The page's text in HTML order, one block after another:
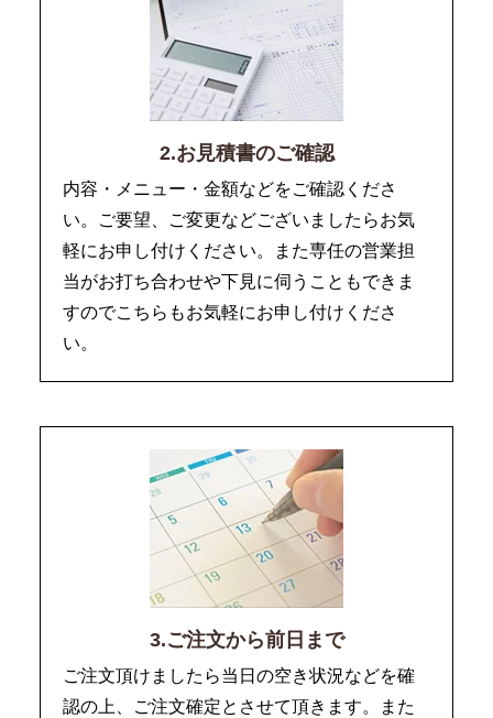
2.お見積書のご確認
内容・メニュー・金額などをご確認くださ
い。ご要望、ご変更などございましたらお気
軽にお申し付けください。また専任の営業担
当がお打ち合わせや下見に伺うこともできま
すのでこちらもお気軽にお申し付けくださ
い。
3.ご注文から前日まで
ご注文頂けましたら当日の空き状況などを確
認の上、ご注文確定とさせて頂きます。また